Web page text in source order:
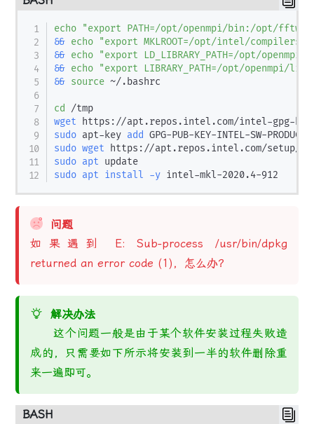
echo "export PATH=/opt/openmpi/bin:/opt/
&& echo "export MKLROOT=/opt/intel/
&& echo "export LD_LIBRARY_PATH=/opt/
&& echo "export LIBRARY_PATH=/opt/
&& source ~/.bashrc
cd
wget
sudo apt-key add
sudo wget https://apt.repos.intel.com/setup/
sudo apt
sudo apt install -y
问题
如果遇到 E: Sub-process /usr/bin/dpkg
returned an error code (1)，怎么办？
解决办法
这个问题一般是由于某个软件安装过程失败造
成的，只需要如下所示将安装到一半的软件删除重
来一遍即可。
BASH